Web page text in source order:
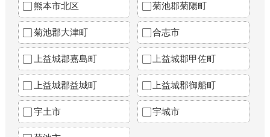
熊本市北区 菊池郡菊陽町
菊池郡大津町 合志市
上益城郡嘉島町 上益城郡甲佐町
上益城郡益城町 上益城郡御船町
宇土市 宇城市